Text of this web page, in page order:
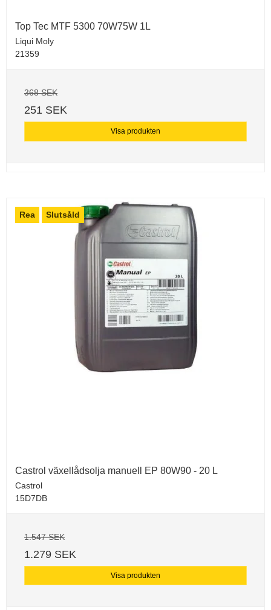
Top Tec MTF 5300 70W75W 1L
Liqui Moly
21359
368 SEK
251 SEK
Visa produkten
Rea Slutsåld
Castrol växellådsolja manuell EP 80W90 - 20 L
Castrol
15D7DB
1.547 SEK
1.279 SEK
Visa produkten